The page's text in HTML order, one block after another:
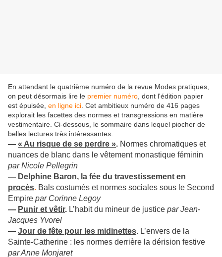
En attendant le quatrième numéro de la revue Modes pratiques,
on peut désormais lire le premier numéro , dont l'édition papier
est épuisée, en ligne ici . Cet ambitieux numéro de 416 pages
explorait les facettes des normes et transgressions en matière
vestimentaire. Ci-dessous, le sommaire dans lequel piocher de
belles lectures très intéressantes.
— « Au risque de se perdre ». Normes chromatiques et
nuances de blanc dans le vêtement monastique féminin
par Nicole Pellegrin
— Delphine Baron, la fée du travestissement en
procès. Bals costumés et normes sociales sous le Second
Empire par Corinne Legoy
— Punir et vêtir. L’habit du mineur de justice par Jean-
Jacques Yvorel
— Jour de fête pour les midinettes. L’envers de la
Sainte-Catherine : les normes derrière la dérision festive
par Anne Monjaret